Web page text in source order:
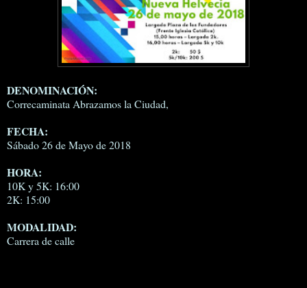
DENOMINACIÓN:
Correcaminata Abrazamos la Ciudad,
FECHA:
Sábado 26 de Mayo de 2018
HORA:
10K y 5K: 16:00
2K: 15:00
MODALIDAD:
Carrera de calle